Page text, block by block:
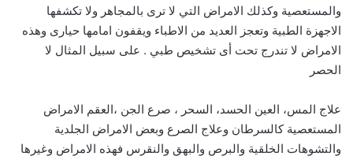
والمستعصية وكذلك الامراض التي لا ترى بالمجاهر ولا تكشفها
الاجهزة الطبية وتعجز العديد من الاطباء ويقفون امامها حيارى وهذه
الامراض لا تندرج تحت أى تشخيص طبي . على سبيل المثال لا
الحصر
علاج المس، العين الحسد، السحر ، صرع الجن ،العقم الامراض
المستعصية كالسرطان وعلاج الصرع وبعض الامراض الجلدية
والتشوهات الخلقية والبرص والبهق والنقرس فهذه الامراض وغيرها